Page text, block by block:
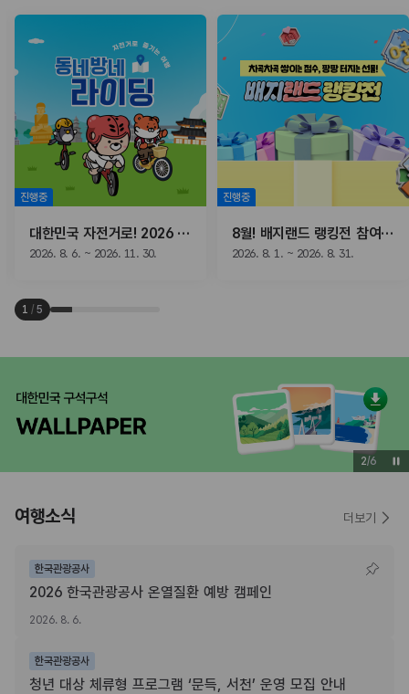
진행중
대한민국 자전거로! 2026 동네방네 라이딩
2026. 8. 6. ~ 2026. 11. 30.
진행중
8월! 배지랜드 랭킹전 참여하고, 선물받자!
2026. 8. 1. ~ 2026. 8. 31.
1 / 5
2/6
여행소식
한국관광공사
2026 한국관광공사 온열질환 예방 캠페인
2026. 8. 6.
한국관광공사
청년 대상 체류형 프로그램 ‘문득, 서천’ 운영 모집 안내
더보기